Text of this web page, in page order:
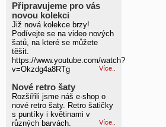
Připravujeme pro vás
novou kolekci
Již nová kolekce brzy!
Podívejte se na video nových
šatů, na které se můžete
těšit.
https://www.youtube.com/watch?
v=Okzdg4a8RTg
Více..
Nové retro šaty
Rozšířili jsme náš e-shop o
nové retro šaty. Retro šatičky
s puntíky i květinami v
různých barvách.
Více..